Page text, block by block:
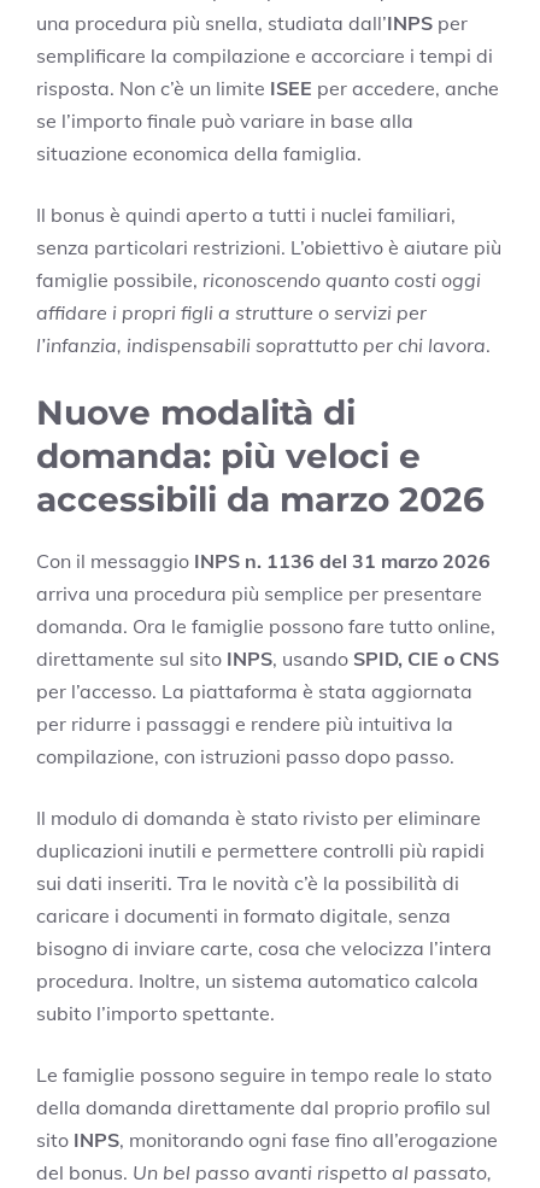
una procedura più snella, studiata dall’INPS per
semplificare la compilazione e accorciare i tempi di
risposta. Non c’è un limite ISEE per accedere, anche
se l’importo finale può variare in base alla
situazione economica della famiglia.
Il bonus è quindi aperto a tutti i nuclei familiari,
senza particolari restrizioni. L’obiettivo è aiutare più
famiglie possibile, riconoscendo quanto costi oggi
affidare i propri figli a strutture o servizi per
l’infanzia, indispensabili soprattutto per chi lavora.
Nuove modalità di
domanda: più veloci e
accessibili da marzo 2026
Con il messaggio INPS n. 1136 del 31 marzo 2026
arriva una procedura più semplice per presentare
domanda. Ora le famiglie possono fare tutto online,
direttamente sul sito INPS, usando SPID, CIE o CNS
per l’accesso. La piattaforma è stata aggiornata
per ridurre i passaggi e rendere più intuitiva la
compilazione, con istruzioni passo dopo passo.
Il modulo di domanda è stato rivisto per eliminare
duplicazioni inutili e permettere controlli più rapidi
sui dati inseriti. Tra le novità c’è la possibilità di
caricare i documenti in formato digitale, senza
bisogno di inviare carte, cosa che velocizza l’intera
procedura. Inoltre, un sistema automatico calcola
subito l’importo spettante.
Le famiglie possono seguire in tempo reale lo stato
della domanda direttamente dal proprio profilo sul
sito INPS, monitorando ogni fase fino all’erogazione
del bonus. Un bel passo avanti rispetto al passato,